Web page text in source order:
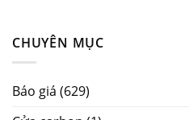
CHUYÊN MỤC
Báo giá (629)